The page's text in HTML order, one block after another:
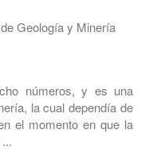
Geología y Minería
números, y es una
la cual dependía de
el momento en que la